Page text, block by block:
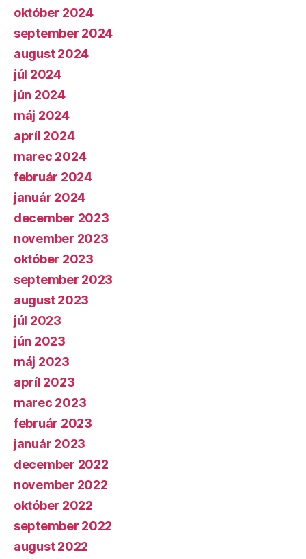
október 2024
september 2024
august 2024
júl 2024
jún 2024
máj 2024
apríl 2024
marec 2024
február 2024
január 2024
december 2023
november 2023
október 2023
september 2023
august 2023
júl 2023
jún 2023
máj 2023
apríl 2023
marec 2023
február 2023
január 2023
december 2022
november 2022
október 2022
september 2022
august 2022